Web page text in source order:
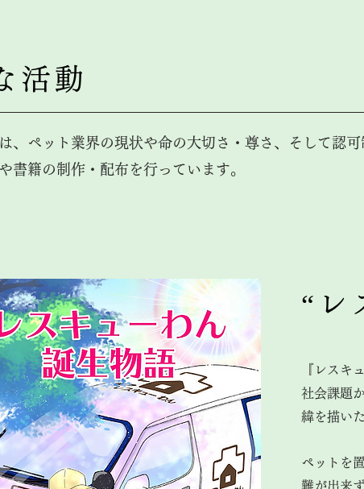
活動
、ペット業界の現状や命の大切さ・尊さ、そして認
書籍の制作・配布を行っています。
“レ
『レスキ
社会課題
緯を描い
ペットを
難が出来